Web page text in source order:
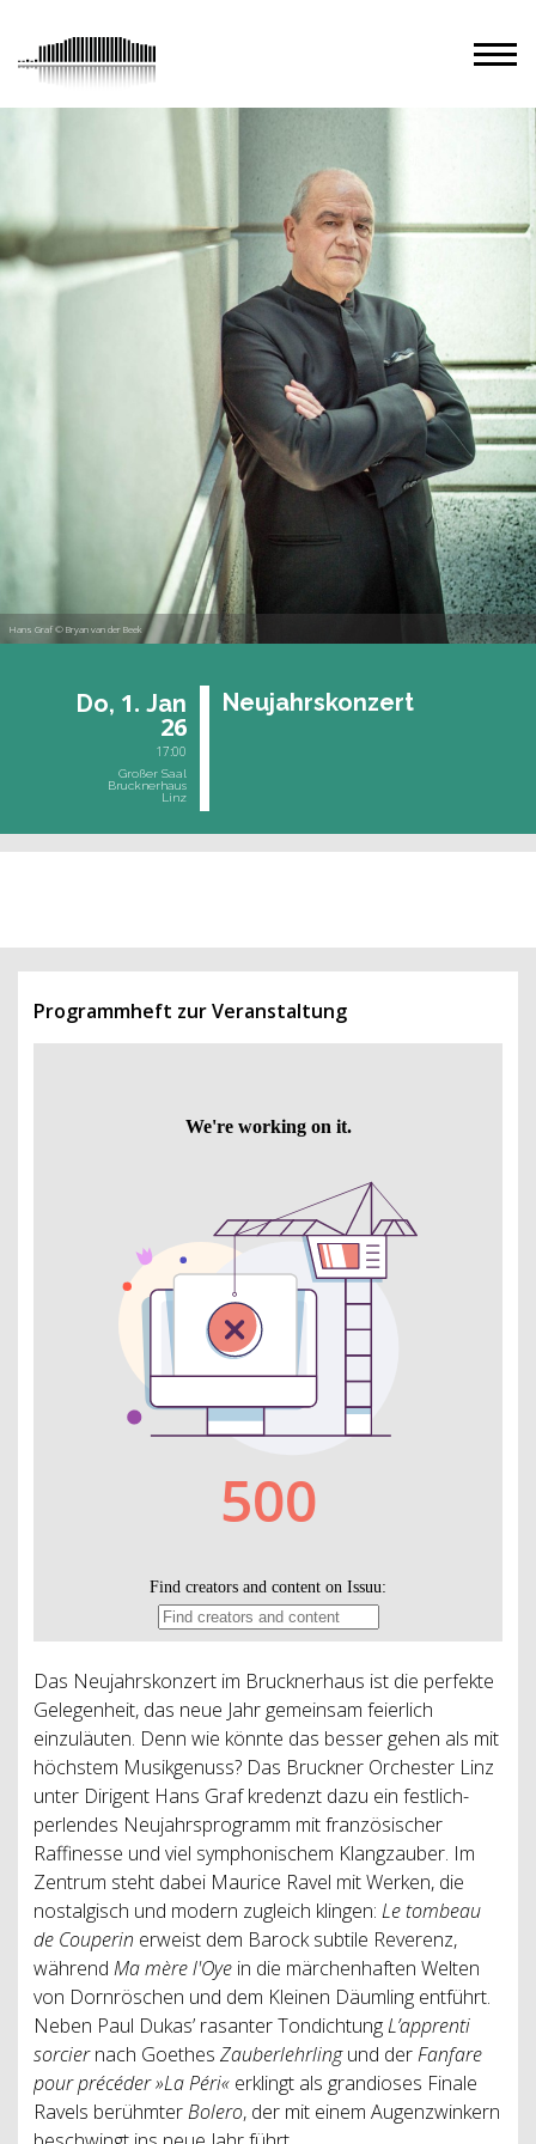
Hans Graf © Bryan van der Beek
Do, 1. Jan
26
17:00
Großer Saal
Brucknerhaus
Linz
Neu­jahrs­kon­zert
Programmheft zur Veranstaltung
Das Neujahrskonzert im Brucknerhaus ist die perfekte
Gelegenheit, das neue Jahr gemeinsam feierlich
einzuläuten. Denn wie könnte das besser gehen als mit
höchstem Musikgenuss? Das Bruckner Orchester Linz
unter Dirigent Hans Graf kredenzt dazu ein festlich-
perlendes Neujahrsprogramm mit französischer
Raffinesse und viel symphonischem Klangzauber. Im
Zentrum steht dabei Maurice Ravel mit Werken, die
nostalgisch und modern zugleich klingen: Le tombeau
de Couperin erweist dem Barock subtile Reverenz,
während Ma mère l'Oye in die märchenhaften Welten
von Dornröschen und dem Kleinen Däumling entführt.
Neben Paul Dukas’ rasanter TondichtungL’apprenti
sorciernach Goethes Zauberlehrlingund derFanfare
pour précéder »La Péri« erklingt als grandioses Finale
Ravels berühmterBolero, der mit einem Augenzwinkern